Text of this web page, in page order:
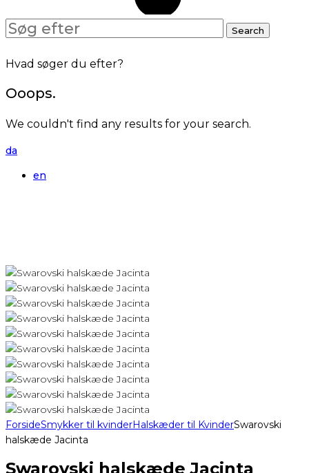
Search
for:
Search
Hvad søger du efter?
Ooops.
We couldn't find any results for your search.
da
en
ForsideSmykker til kvinderHalskæder til KvinderSwarovski
halskæde Jacinta
Swarovski halskæde Jacinta